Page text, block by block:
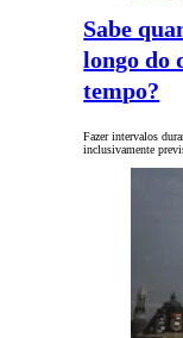
Sabe
longo do
tempo?
Fazer intervalos
inclusivamente